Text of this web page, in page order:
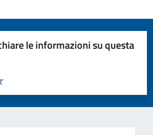
le informazioni su questa
pagina
5 stelle su 5
4 stelle su 5
su 5
su 5